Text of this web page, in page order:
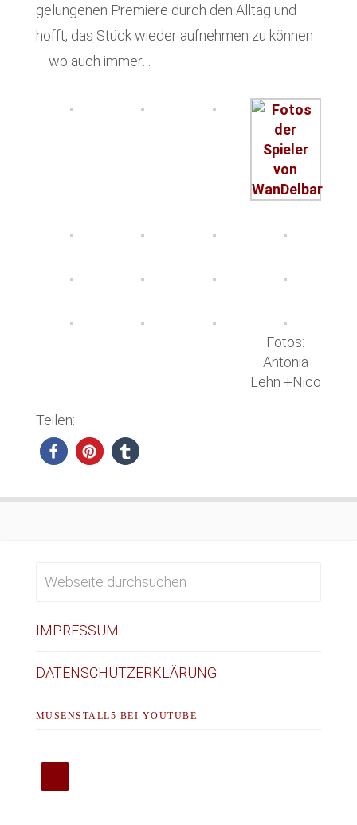
gelungenen Premiere durch den Alltag und
hofft, das Stück wieder aufnehmen zu können
– wo auch immer…
Fotos:
Antonia
Lehn +Nico
Teilen:
IMPRESSUM
DATENSCHUTZERKLÄRUNG
MUSENSTALL5 BEI YOUTUBE